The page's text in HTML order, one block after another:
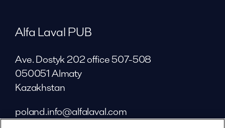
Alfa Laval PUB
Ave. Dostyk 202 office 507-508
050051 Almaty
Kazakhstan
poland.info@alfalaval.com